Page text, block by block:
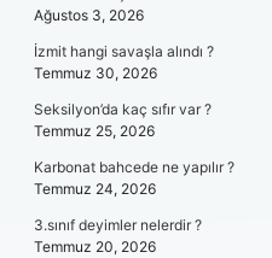
Ağustos 3, 2026
İzmit hangi savaşla alındı ?
Temmuz 30, 2026
Seksilyon’da kaç sıfır var ?
Temmuz 25, 2026
Karbonat bahcede ne yapılır ?
Temmuz 24, 2026
3.sınıf deyimler nelerdir ?
Temmuz 20, 2026